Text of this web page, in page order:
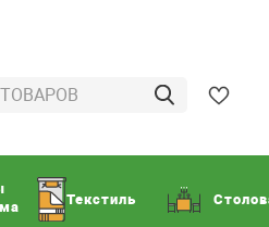
Текстиль